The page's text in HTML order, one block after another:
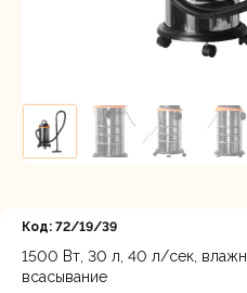
Код: 72/19/39
1500 Вт, 30 л, 40 л/сек,
всасывание
Регистрация